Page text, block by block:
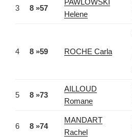
3 8 »57
Helene
4 8 »59 ROCHE Carla
5 8 »73
AILLOUD
Romane
6 8 »74
MANDART
Rachel